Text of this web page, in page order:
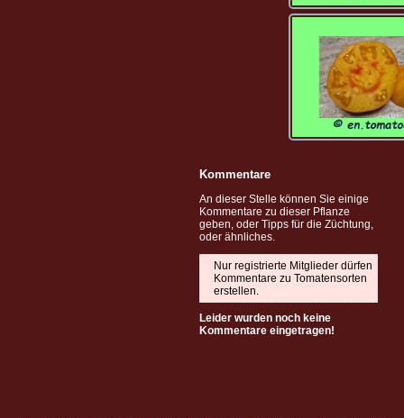
Kommentare
An dieser Stelle können Sie einige
Kommentare zu dieser Pflanze
geben, oder Tipps für die Züchtung,
oder ähnliches.
Nur registrierte Mitglieder dürfen
Kommentare zu Tomatensorten
erstellen.
Leider wurden noch keine
Kommentare eingetragen!